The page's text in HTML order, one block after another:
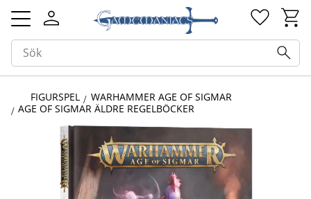
Meny
FIGURSPEL
WARHAMMER AGE OF SIGMAR
AGE OF SIGMAR ÄLDRE REGELBÖCKER